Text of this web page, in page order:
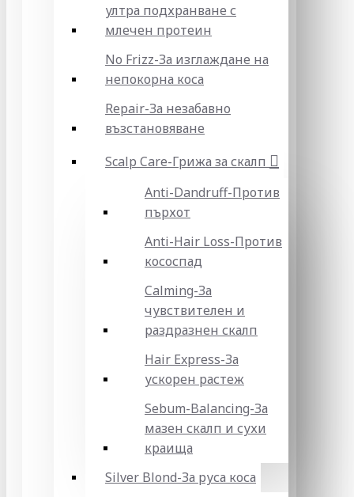
ултра подхранване с
млечен протеин
No Frizz-За изглаждане на
непокорна коса
Repair-За незабавно
възстановяване
Scalp Care-Грижа за скалп
Anti-Dandruff-Против
пърхот
Anti-Hair Loss-Против
кососпад
Calming-За
чувствителен и
раздразнен скалп
Hair Express-За
ускорен растеж
Sebum-Balancing-За
мазен скалп и сухи
краища
Silver Blond-За руса коса